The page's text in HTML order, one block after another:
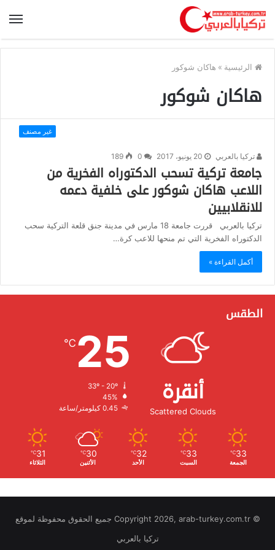
الرئيسية » هاكان شوكور
هاكان شوكور
غير مصنف
تركيا بالعربي 20 يونيو، 2017 189
جامعة تركية تسحب الدكتوراه الفخرية من
اللاعب هاكان شوكور على خلفية دعمه
للانقلابيين
تركيا بالعربي قررت جامعة 18 مارس في مدينة جنق قلعة التركية سحب
الدكتوراه الفخرية التي تم منحها للاعب كرة…
أكمل القراءة »
الطقس
أنقرة
Scattered Clouds
25
℃
الرطوبة:
الرياح:
33
℃
الجمعة
33
℃
السبت
32
℃
الأحد
30
℃
الأثنين
31
℃
الثلاثاء
© Copyright 2026, arab-turkey.com.tr جميع الحقوق محفوظة لموقع
تركيا بالعربي